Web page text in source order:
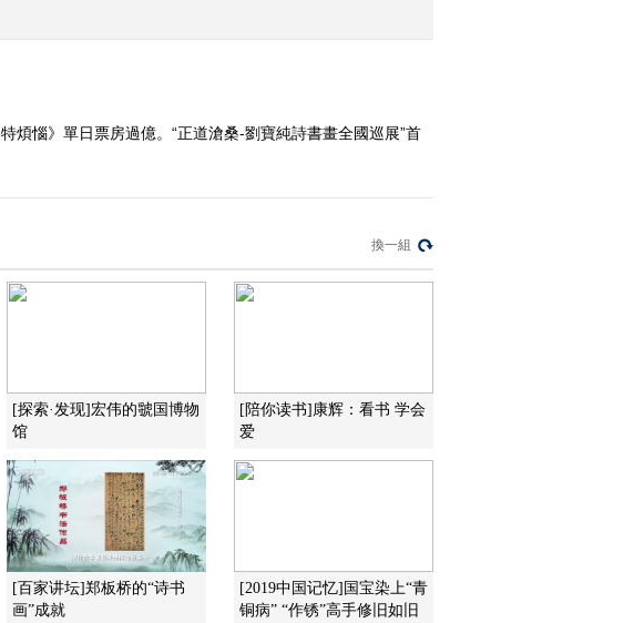
2015-09-25 12:45:09
2015-09-24 12:19:09
《文化十分》 20150923
《文化十分》 20150922
惱》單日票房過億。“正道滄桑-劉寶純詩書畫全國巡展”首
換一組
[探索·发现]宏伟的虢国博物
馆
[陪你读书]康辉：看书 学会
爱
[百家讲坛]郑板桥的“诗书
画”成就
[2019中国记忆]国宝染上“青
铜病” “作锈”高手修旧如旧